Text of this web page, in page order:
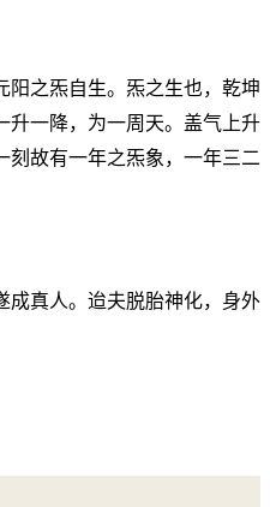
阳之炁自生。炁之生也，乾坤
升一降，为一周天。盖气上升
刻故有一年之炁象，一年三二
成真人。迨夫脱胎神化，身外